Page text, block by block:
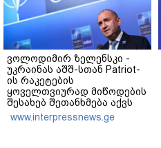
ვოლოდიმირ ზელენსკი -
უკრაინას აშშ-სთან Patriot-
ის რაკეტების
ყოველთვიურად მიწოდების
შესახებ შეთანხმება აქვს
www.interpressnews.ge